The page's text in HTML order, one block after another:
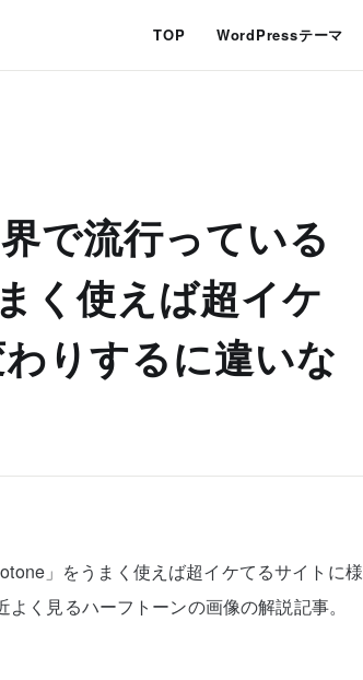
TOP WordPressテーマ
で流行っている
く使えば超イケ
りするに違いな
」をうまく使えば超イケてるサイトに様
く見るハーフトーンの画像の解説記事。